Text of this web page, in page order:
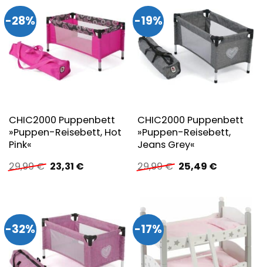
-28%
CHIC2000 Puppenbett
»Puppen-Reisebett, Hot
Pink«
29,99€ Ursprünglicher
Preis
23,31 €Aktueller
-19%
CHIC2000 Puppenbett
»Puppen-Reisebett,
Jeans Grey«
29,99€ Ursprünglicher
Preis
25,49 €Aktueller
25,49 €.
-32% -17%